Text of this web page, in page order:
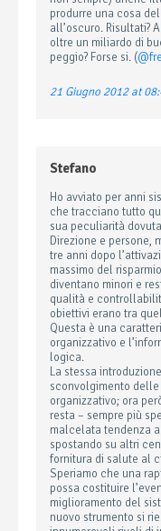
produrre una cosa
all’oscuro. Risultati?
oltre un miliardo di
peggio? Forse si. (
21 Giugno 2012 at
Stefano
Ho avviato per anni
che tracciano tutto
sua peculiarità
Direzione e persone,
tre anni dopo
massimo del
diventano minori e
qualità e
obiettivi erano tra
Questa è una
organizzativo e
logica.
La stessa
sconvolgimento
organizzativo; ora
resta – sempre più
malcelata tendenza
spostando su altri
fornitura di salute al
Speriamo che una
possa costituire
miglioramento del
nuovo strumento si